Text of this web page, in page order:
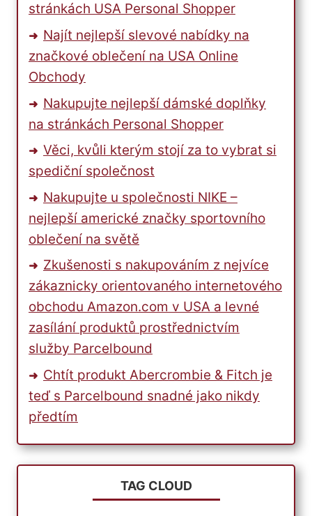
stránkách USA Personal Shopper
Najít nejlepší slevové nabídky na
značkové oblečení na USA Online
Obchody
Nakupujte nejlepší dámské doplňky
na stránkách Personal Shopper
Věci, kvůli kterým stojí za to vybrat si
spediční společnost
Nakupujte u společnosti NIKE –
nejlepší americké značky sportovního
oblečení na světě
Zkušenosti s nakupováním z nejvíce
zákaznicky orientovaného internetového
obchodu Amazon.com v USA a levné
zasílání produktů prostřednictvím
služby Parcelbound
Chtít produkt Abercrombie & Fitch je
teď s Parcelbound snadné jako nikdy
předtím
TAG CLOUD